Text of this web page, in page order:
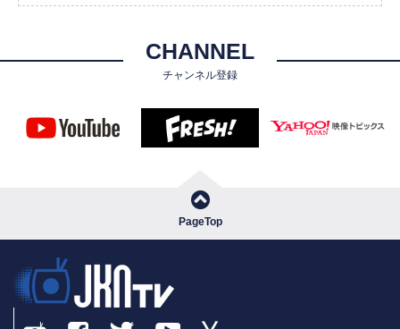
CHANNEL
チャンネル登録
PageTop